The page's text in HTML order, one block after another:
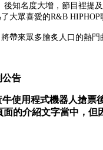
知名度大增，節目裡
大眾喜愛的R&B HIPHOP
帶來眾多膾炙人口的熱
公告
使用程式機器人搶
的介紹文字當中，